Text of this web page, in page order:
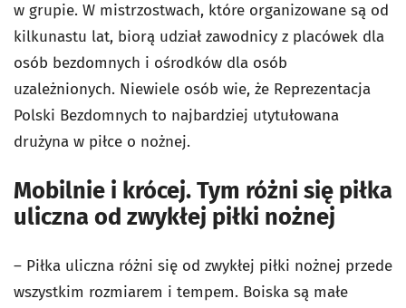
w grupie. W mistrzostwach, które organizowane są od
kilkunastu lat, biorą udział zawodnicy z placówek dla
osób bezdomnych i ośrodków dla osób
uzależnionych. Niewiele osób wie, że Reprezentacja
Polski Bezdomnych to najbardziej utytułowana
drużyna w piłce o nożnej.
Mobilnie i krócej. Tym różni się piłka
uliczna od zwykłej piłki nożnej
– Piłka uliczna różni się od zwykłej piłki nożnej przede
wszystkim rozmiarem i tempem. Boiska są małe